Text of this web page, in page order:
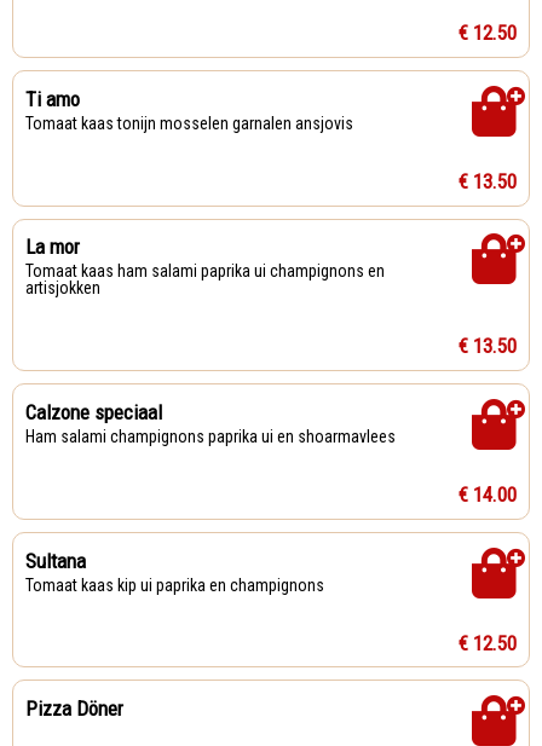
€ 12.50
Ti amo
Tomaat kaas tonijn mosselen garnalen ansjovis
€ 13.50
La mor
Tomaat kaas ham salami paprika ui champignons en
artisjokken
€ 13.50
Calzone speciaal
Ham salami champignons paprika ui en shoarmavlees
€ 14.00
Sultana
Tomaat kaas kip ui paprika en champignons
€ 12.50
Pizza Döner